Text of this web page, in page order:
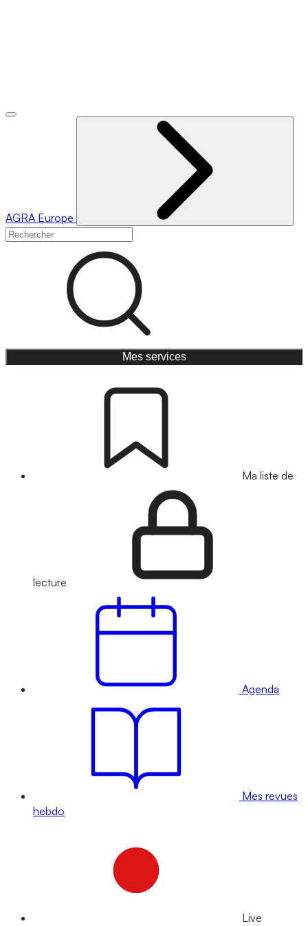
AGRA Europe
Mes services
Ma liste de
lecture
Agenda
Mes revues
hebdo
Live